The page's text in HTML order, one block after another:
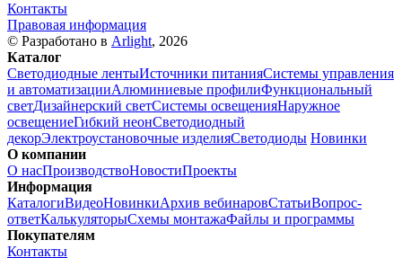
Контакты
Правовая информация
© Разработано в Arlight, 2026
Каталог
Светодиодные лентыИсточники питанияСистемы управления
и автоматизацииАлюминиевые профилиФункциональный
светДизайнерский светСистемы освещенияНаружное
освещениеГибкий неонСветодиодный
декорЭлектроустановочные изделияСветодиоды Новинки
О компании
О насПроизводствоНовостиПроекты
Информация
КаталогиВидеоНовинкиАрхив вебинаровСтатьиВопрос-
ответКалькуляторыСхемы монтажаФайлы и программы
Покупателям
Контакты